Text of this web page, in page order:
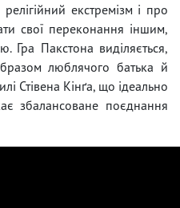
екстремізм і про
свої переконання іншим,
Гра Пакстона виділяється,
люблячого батька й
Стівена Кінґа, що ідеально
збалансоване поєднання